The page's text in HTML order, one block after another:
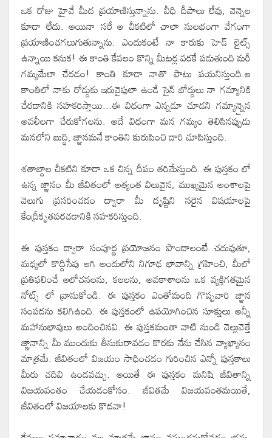
ఒక రోజు హైవే మీద ప్రయాణిస్తున్నాను. వీధి దీపాలు లేవు, వెన్నెల
కూడా లేదు. అయినా సరే ఆ చీకటిలో చాలా సులభంగా వేగంగా
ప్రయాణించగలుగుతున్నాను. ఎందుకంటే నా కారుకు హెడ్ లైట్స్
ఉన్నాయి కనుక! ఈ కాంతి కేవలం కొన్ని మీటర్ల వరకే పడుతుంది మరీ
గమ్యమేలా చేరడం! కాంతి కూడా నాతొ పాటు పయనిస్తుంది.ఆ
కాంతిలో నాకు రోడ్డుకు ఇరువైపులా ఉండే సైన్ బోర్డులు నా గమ్యానికి
చేరడానికి సహకరిస్తాయి...ఈ విధంగా ఎన్నడూ చూడని గమ్యాన్నైన
అవలీలగా చేరుకోగలను. అదే విధంగా మన గమ్యం తెలిసినప్పుడు
మనలోని బుద్ధి, జ్ఞానమనే కాంతిని కురుపించి దారి చూపిస్తుంది.
శతాబ్దాల చీకటిని కూడా ఒక చిన్న దీపం తరిమేస్తుంది. ఈ పుస్తకం లో
ఉన్న జ్ఞానం మీ జీవితంలో అత్యంత విలువైన, ముఖ్యమైన అంశాలపై
వెలుగు ప్రసరించడం ద్వారా మీ దృష్టిని సరైన విషయాలపై
కేంద్రీకృతపరచడానికి సహకరిస్తుంది.
ఈ పుస్తకం ద్వారా సంపూర్ణ ప్రయోజనం పొందాలంటే..చదువుతూ,
మధ్యలో కొద్దిసేపు ఆగి అందులోని నిగూఢ భావాన్ని గ్రహించి, మీలో
ప్రతిఫలించే ఆలోచనలను, కలలను, అవకాశాలను ఒక వ్యక్తిగతమైన
నోట్స్ లో వ్రాసుకోండి. ఈ పుస్తకం ఎంతోమంది గొప్పవారి జ్ఞాన
సంపదను కలిగిఉంది. ఈ పుస్తకంలో ఉపయోగించిన సూక్తులు అన్నీ
మహానుభావులు అందించినవి. ఈ పుస్తకమంతా వాటి నుండి వెల్లువెత్తే
జ్ఞానాన్ని మీ ముందుకు తీసుకురావడం కొరకు నేను చేసిన వ్యాఖ్యానం
మాత్రమే. జీవితంలో విజయం సాధించడం గురించిన ఎన్నో పుస్తకాలు
మీరు చదివి ఉండవచ్చు. అయితే ఈ పుస్తకం మనిషి జీవితాన్ని
విజయవంతం చేయడంకోసం. జీవితమే విజయవంతమయితే,
జీవితంలో విజయాలకు కొదవా!